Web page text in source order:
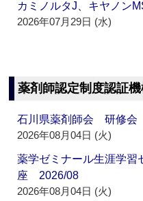
カミノルタJ、キヤノン
2026年07月29日 (水)
薬剤師認定制度認証
石川県薬剤師会 研修
2026年08月04日 (火)
薬学ゼミナール生涯学
座 2026/08
2026年08月04日 (火)